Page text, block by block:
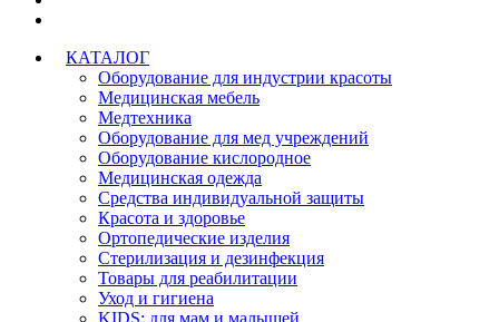
КАТАЛОГ
Оборудование для индустрии красоты
Медицинская мебель
Медтехника
Оборудование для мед учреждений
Оборудование кислородное
Медицинская одежда
Средства индивидуальной защиты
Красота и здоровье
Ортопедические изделия
Стерилизация и дезинфекция
Товары для реабилитации
Уход и гигиена
KIDS: для мам и малышей